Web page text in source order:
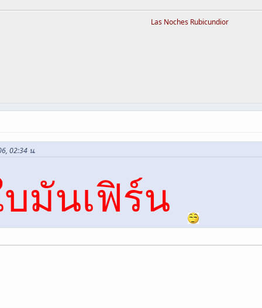
Las Noches Rubicundior
02:34 น.
มันเฟิร์น